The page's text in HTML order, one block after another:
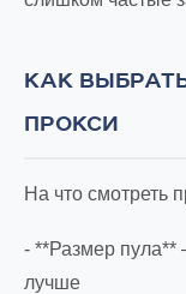
КАК
ПРОКСИ
На что смотреть
- **Размер
лучше